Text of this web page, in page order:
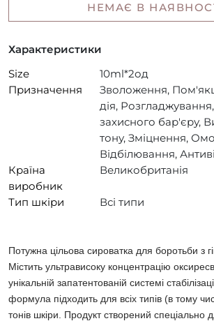
НЕМАЄ В
Характеристики
Size
10ml*2од
Призначення
Зволоження,
дія,
захисного бар'єру,
тону, Зміцнення,
Відбілювання,
Країна
виробник
Великобританія
Тип шкіри Всі типи
Потужна цільова сироватка для боротьби з
Містить ультрависоку концентрацію
унікальній запатентованій системі
формула підходить для всіх типів (в тому
тонів шкіри. Продукт створений спеціально